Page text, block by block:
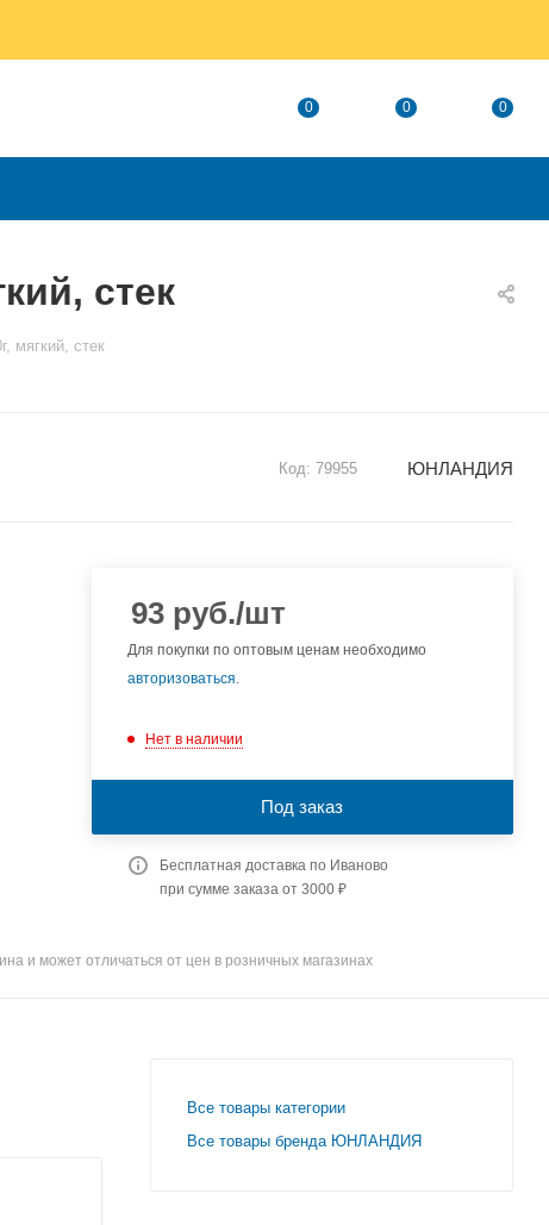
0 0 0
стек
мягкий, стек
Код: 79955 ЮНЛАНДИЯ
93руб./шт
Для покупки по оптовым ценам необходимо
авторизоваться.
Нет в наличии
Под заказ
Бесплатная доставка по Иваново
при сумме заказа от 3000 ₽
и может отличаться от цен в розничных магазинах
Все товары категории
Все товары бренда ЮНЛАНДИЯ